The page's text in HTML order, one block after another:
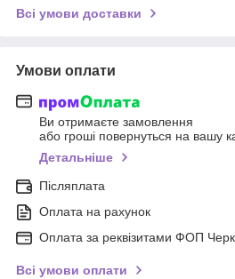
Всі умови доставки
Умови оплати
Ви отримаєте замовлення
або гроші повернуться на вашу
Детальніше
Післяплата
Оплата на рахунок
Оплата за реквізитами ФОП
Всі умови оплати